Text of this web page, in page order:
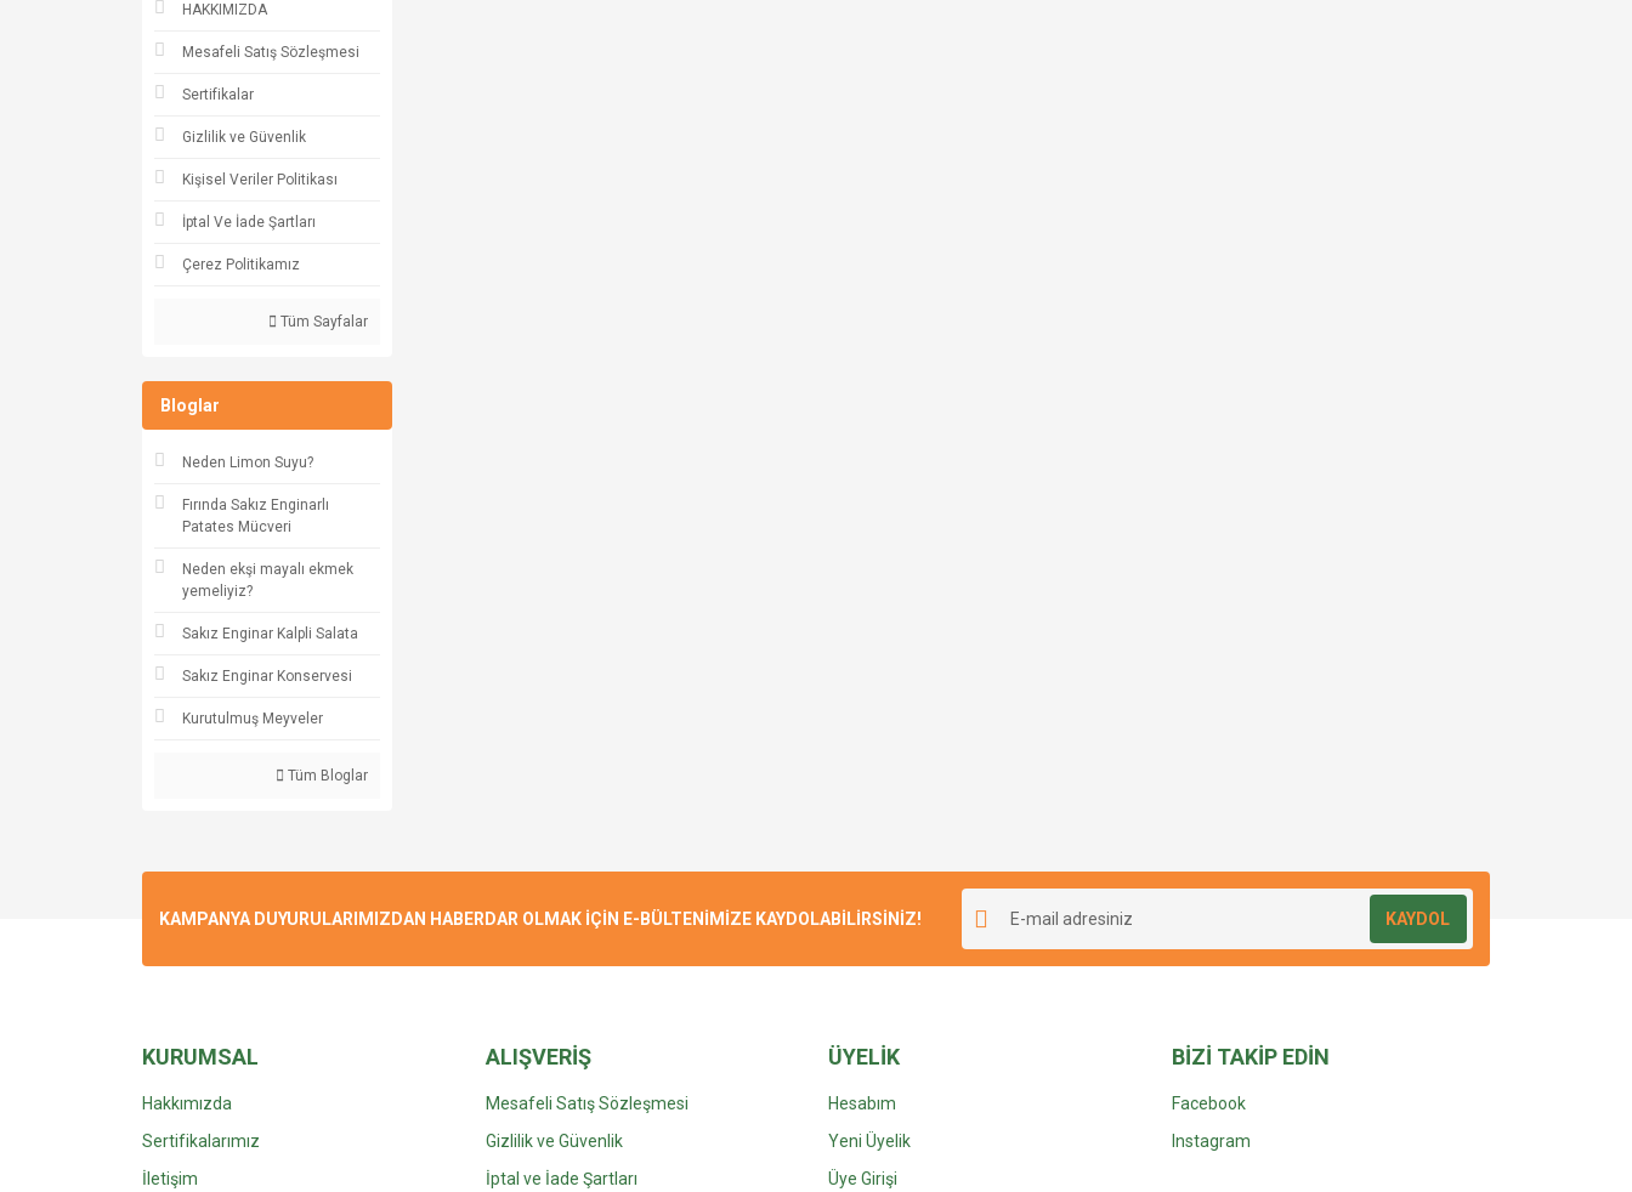
HAKKIMIZDA
Mesafeli Satış Sözleşmesi
Sertifikalar
Gizlilik ve Güvenlik
Kişisel Veriler Politikası
İptal Ve İade Şartları
Çerez Politikamız
Tüm Sayfalar
Bloglar
Neden Limon Suyu?
Fırında Sakız Enginarlı
Patates Mücveri
Neden ekşi mayalı ekmek
yemeliyiz?
Sakız Enginar Kalpli Salata
Sakız Enginar Konservesi
Kurutulmuş Meyveler
Tüm Bloglar
KAMPANYA DUYURULARIMIZDAN HABERDAR OLMAK İÇİN E-BÜLTENİMİZE KAYDOLABİLİRSİNİZ! KAYDOL
KURUMSAL
Hakkımızda
Sertifikalarımız
İletişim
ALIŞVERİŞ
Mesafeli Satış Sözleşmesi
Gizlilik ve Güvenlik
İptal ve İade Şartları
ÜYELİK
Hesabım
Yeni Üyelik
Üye Girişi
BİZİ TAKİP EDİN
Facebook
Instagram